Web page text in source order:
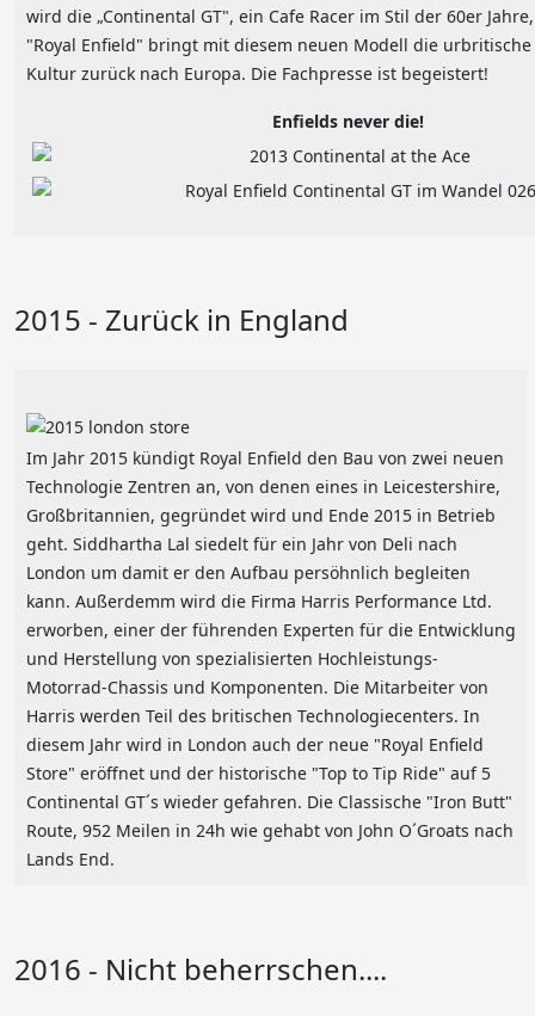
wird die „Continental GT", ein Cafe Racer im Stil der 60er
"Royal Enfield" bringt mit diesem neuen Modell die urbritische
Kultur zurück nach Europa. Die Fachpresse ist begeistert!
Enfields never die!
2015 - Zurück in England
Im Jahr 2015 kündigt Royal Enfield den Bau von zwei neuen
Technologie Zentren an, von denen eines in Leicestershire,
Großbritannien, gegründet wird und Ende 2015 in Betrieb
geht. Siddhartha Lal siedelt für ein Jahr von Deli nach
London um damit er den Aufbau persöhnlich begleiten
kann. Außerdemm wird die Firma Harris Performance Ltd.
erworben, einer der führenden Experten für die Entwicklung
und Herstellung von spezialisierten Hochleistungs-
Motorrad-Chassis und Komponenten. Die Mitarbeiter von
Harris werden Teil des britischen Technologiecenters. In
diesem Jahr wird in London auch der neue "Royal Enfield
Store" eröffnet und der historische "Top to Tip Ride" auf 5
Continental GT´s wieder gefahren. Die Classische "Iron Butt"
Route, 952 Meilen in 24h wie gehabt von John O´Groats nach
Lands End.
2016 - Nicht beherrschen....